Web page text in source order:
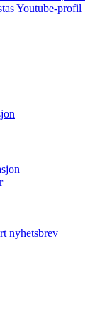
nyhetsbrev